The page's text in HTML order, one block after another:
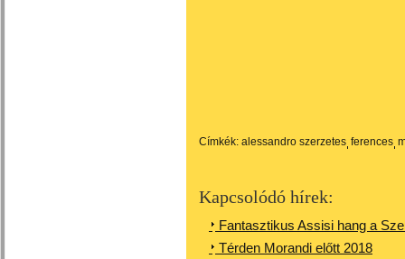
Címkék: alessandro szerzetes ferences
Kapcsolódó hírek:
Fantasztikus Assisi hang a
Térden Morandi előtt 2018